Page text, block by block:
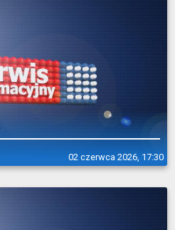
02 czerwca 2026, 17:30